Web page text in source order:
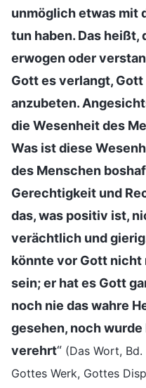
unmöglich etwas mit
tun haben. Das heißt,
erwogen oder
Gott es verlangt,
anzubeten.
die Wesenheit des
Was ist diese
des Menschen
Gerechtigkeit und
das, was positiv ist,
verächtlich und
könnte vor Gott
sein; er hat es Gott
noch nie das wahre
gesehen, noch
verehrt“ (Das Wort,
Gottes Werk, Gottes